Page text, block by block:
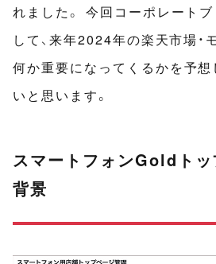
れました。 今回コーポレート
して、来年2024年の楽天市場・
何か重要になってくるかを予
いと思います。
スマートフォンGoldト
背景